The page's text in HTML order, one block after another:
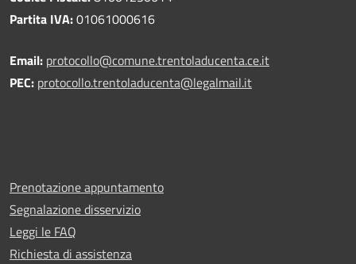
Partita IVA:01061000616
Email: protocollo@comune.trentoladucenta.ce.it
PEC: protocollo.trentoladucenta@legalmail.it
Prenotazione appuntamento
Segnalazione disservizio
Leggi le FAQ
Richiesta di assistenza